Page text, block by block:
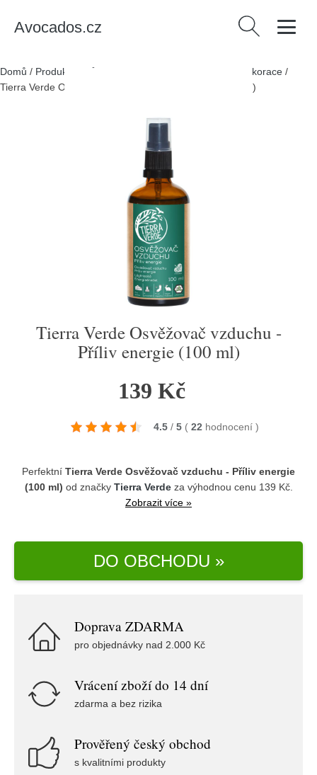
Avocados.cz Vyhledávání
Domů / Produkty Dům a zahrada Bytové doplňky a dekorace /
Tierra Verde Osvěžovač vzduchu - Příliv energie (100 ml)
Tierra Verde Osvěžovač vzduchu -
Příliv energie (100 ml)
139 Kč
4.5 / 5 ( 22 hodnocení )
Perfektní Tierra Verde Osvěžovač vzduchu - Příliv energie
(100 ml) od značky Tierra Verdeza výhodnou cenu 139 Kč.
Zobrazit více »
DO OBCHODU »
Doprava ZDARMA
pro objednávky nad 2.000 Kč
Vrácení zboží do 14 dní
zdarma a bez rizika
Prověřený český obchod
s kvalitními produkty